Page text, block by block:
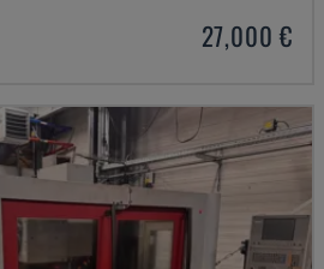
27,000 €